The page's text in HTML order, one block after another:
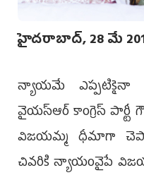
హైదరాబాద్, 28 మే
న్యాయమే ఎప్పటికైనా
వైయస్‌ఆర్‌ కాంగ్రెస్‌ పార్టీ
విజయమ్మ ధీమాగా
చివరికి న్యాయంవైపే